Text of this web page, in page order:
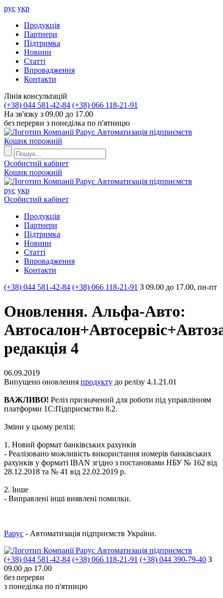
рус укр
Продукцiя
Партнери
Пiдтримка
Новини
Статті
Впровадження
Контакти
Лiнiя консультацiй
(+38) 044 581-42-84 (+38) 066 118-21-91
На зв'язку з 09.00 до 17.00
без перерви з понеділка по п'ятницю
Автоматизація підприємств
Кошик порожній
Особистий кабінет
Кошик порожній
Автоматизація підприємств
рус укр
Особистий кабінет
Продукцiя
Партнери
Пiдтримка
Новини
Статті
Впровадження
Контакти
(+38) 044 581-42-84 (+38) 066 118-21-91 З 09.00 до 17.00, пн-пт
Оновлення. Альфа-Авто:
редакція 4
06.09.2019
Випущено оновлення продукту до релізу 4.1.21.01
ВАЖЛИВО! Реліз призначений для роботи під управлінням
платформи 1С:Підприємство 8.2.
Зміни у цьому релізі:
1. Новий формат банківських рахунків
- Реалізовано можливість використання номерів банківських
рахунків у форматі IBAN згідно з постановами НБУ № 162 від
28.12.2018 та № 41 від 22.02.2019 р.
2. Інше
- Виправлені інші виявлені помилки.
Рарус - Автоматизація підприємств України.
Автоматизація підприємств
(+38) 044 581-42-84 (+38) 066 118-21-91 (+38) 044 390-79-40 З
09.00 до 17.00
без перерви
з понеділка по п'ятницю